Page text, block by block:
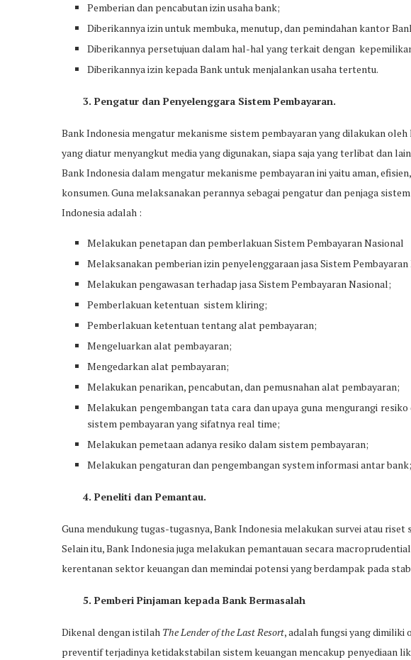
Pemberian dan pencabutan izin usaha bank;
Diberikannya izin untuk membuka, menutup, dan pemindahan kantor
Diberikannya persetujuan dalam hal-hal yang terkait dengan
Diberikannya izin kepada Bank untuk menjalankan usaha tertentu.
3. Pengatur dan Penyelenggara Sistem Pembayaran.
Bank Indonesia mengatur mekanisme sistem pembayaran yang dilakukan
yang diatur menyangkut media yang digunakan, siapa saja yang terlibat dan
Bank Indonesia dalam mengatur mekanisme pembayaran ini yaitu aman,
konsumen. Guna melaksanakan perannya sebagai pengatur dan penjaga
Indonesia adalah :
Melakukan penetapan dan pemberlakuan Sistem Pembayaran Nasional
Melaksanakan pemberian izin penyelenggaraan jasa Sistem
Melakukan pengawasan terhadap jasa Sistem Pembayaran Nasional;
Pemberlakuan ketentuan sistem kliring;
Pemberlakuan ketentuan tentang alat pembayaran;
Mengeluarkan alat pembayaran;
Mengedarkan alat pembayaran;
Melakukan penarikan, pencabutan, dan pemusnahan alat pembayaran;
Melakukan pengembangan tata cara dan upaya guna mengurangi
sistem pembayaran yang sifatnya real time;
Melakukan pemetaan adanya resiko dalam sistem pembayaran;
Melakukan pengaturan dan pengembangan system informasi antar bank;
4. Peneliti dan Pemantau.
Guna mendukung tugas-tugasnya, Bank Indonesia melakukan survei atau
Selain itu, Bank Indonesia juga melakukan pemantauan secara
kerentanan sektor keuangan dan memindai potensi yang berdampak pada
5. Pemberi Pinjaman kepada Bank Bermasalah
Dikenal dengan istilah The Lender of the Last Resort, adalah fungsi yang dimiliki
preventif terjadinya ketidakstabilan sistem keuangan mencakup penyediaan